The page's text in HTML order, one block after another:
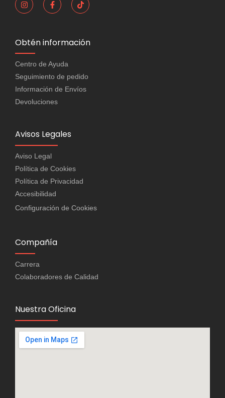
Obtén información
Centro de Ayuda
Seguimiento de pedido
Información de Envíos
Devoluciones
Avisos Legales
Aviso Legal
Política de Cookies
Política de Privacidad
Accesibilidad
Configuración de Cookies
Compañía
Carrera
Colaboradores de Calidad
Nuestra Oficina